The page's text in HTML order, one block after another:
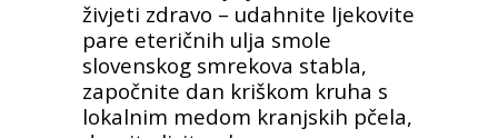
živjeti zdravo – udahnite ljekovite
pare eteričnih ulja smole
slovenskog smrekova stabla,
započnite dan kriškom kruha s
lokalnim medom kranjskih pčela,